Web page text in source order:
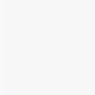
aujourd’hui une
Sushi